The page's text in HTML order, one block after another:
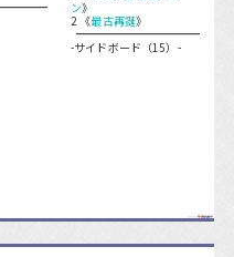
ン》
2 《最古再誕》
-サイドボード（15）-